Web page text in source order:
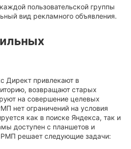
пользовательской группы
вид рекламного объявления.
привлекают в
возвращают старых
на совершение целевых
нет ограничений на условия
как в поиске Яндекса, так и
доступен с планшетов и
решает следующие задачи: